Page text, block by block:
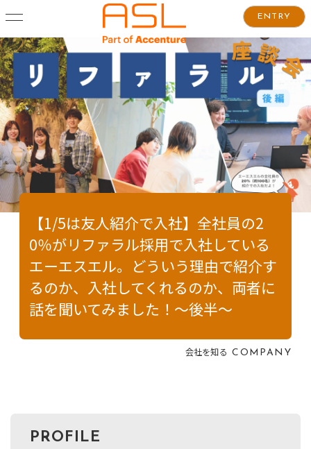
ENTRY
【1/5は友人紹介で入社】全社員の2
0％がリファラル採用で入社している
エーエスエル。どういう理由で紹介す
るのか、入社してくれるのか、両者に
話を聞いてみました！～後半～
会社を知る COMPANY
PROFILE